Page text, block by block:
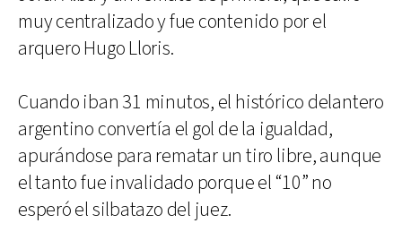
muy centralizado y fue contenido por el
arquero Hugo Lloris.
Cuando iban 31 minutos, el histórico delantero
argentino convertía el gol de la igualdad,
apurándose para rematar un tiro libre, aunque
el tanto fue invalidado porque el “10” no
esperó el silbatazo del juez.